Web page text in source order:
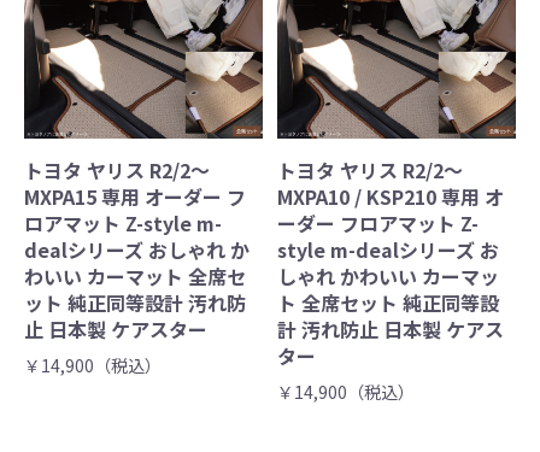
トヨタ ヤリス R2/2～
MXPA15 専用 オーダー フ
ロアマット Z-style m-
dealシリーズ おしゃれ か
わいい カーマット 全席セ
ット 純正同等設計 汚れ防
止 日本製 ケアスター
￥14,900（税込）
トヨタ ヤリス R2/2～
MXPA10 / KSP210 専用 オ
ーダー フロアマット Z-
style m-dealシリーズ お
しゃれ かわいい カーマッ
ト 全席セット 純正同等設
計 汚れ防止 日本製 ケアス
ター
￥14,900（税込）